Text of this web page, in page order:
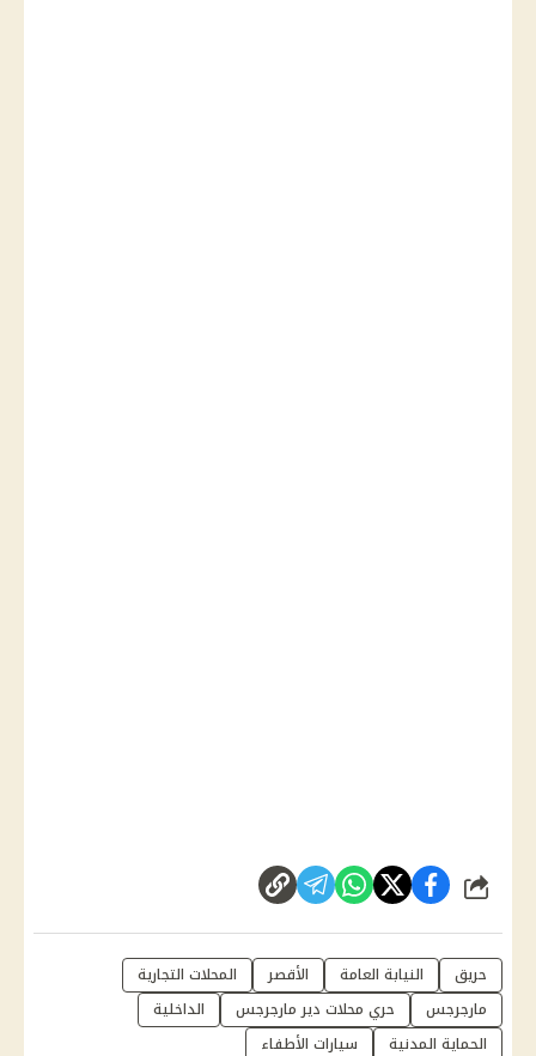
شارك
حريق النيابة العامة الأقصر
المحلات التجارية
مارجرجس
حري محلات دير مارجرجس
الداخلية
الحماية المدنية
سيارات الأطفاء